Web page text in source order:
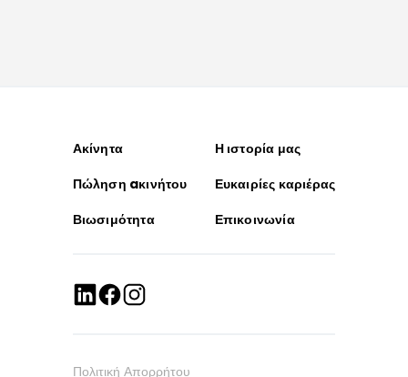
Ακίνητα
Η ιστορία μας
Πώληση aκινήτου
Ευκαιρίες καριέρας
Βιωσιμότητα
Επικοινωνία
Πολιτική Απορρήτου